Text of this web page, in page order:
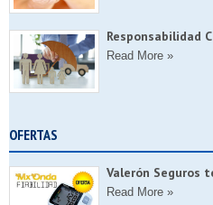
Responsabilidad
Read More »
OFERTAS
Valerón Seguros
Read More »